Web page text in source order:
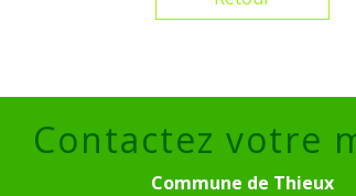
Contactez votre
Commune de Thieux